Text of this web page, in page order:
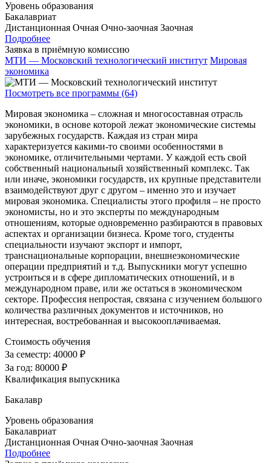
Уровень образования
Бакалавриат
Дистанционная Очная Очно-заочная Заочная
Подробнее
Заявка в приёмную комиссию
МТИ — Московский технологический институт Мировая
экономика
Посмотреть все программы (64)
Мировая экономика – сложная и многосоставная отрасль
экономики, в основе которой лежат экономические системы
зарубежных государств. Каждая из стран мира
характеризуется какими-то своими особенностями в
экономике, отличительными чертами. У каждой есть свой
собственный национальный хозяйственный комплекс. Так
или иначе, экономики государств, их крупные представители
взаимодействуют друг с другом – именно это и изучает
мировая экономика. Специалисты этого профиля – не просто
экономисты, но и это эксперты по международным
отношениям, которые одновременно разбираются в правовых
аспектах и организации бизнеса. Кроме того, студенты
специальности изучают экспорт и импорт,
транснациональные корпорации, внешнеэкономические
операции предприятий и т.д. Выпускники могут успешно
устроиться и в сфере дипломатических отношений, и в
международном праве, или же остаться в экономическом
секторе. Профессия непростая, связана с изучением большого
количества различных документов и источников, но
интересная, востребованная и высокооплачиваемая.
Стоимость обучения
За семестр: 40000 ₽
За год: 80000 ₽
Квалификация выпускника
Бакалавр
Уровень образования
Бакалавриат
Дистанционная Очная Очно-заочная Заочная
Подробнее